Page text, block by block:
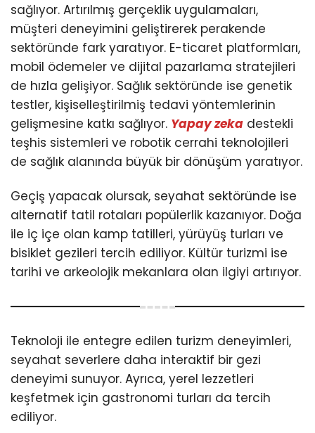
sağlıyor. Artırılmış gerçeklik uygulamaları,
müşteri deneyimini geliştirerek perakende
sektöründe fark yaratıyor. E-ticaret platformları,
mobil ödemeler ve dijital pazarlama stratejileri
de hızla gelişiyor. Sağlık sektöründe ise genetik
testler, kişiselleştirilmiş tedavi yöntemlerinin
gelişmesine katkı sağlıyor. Yapay zeka destekli
teşhis sistemleri ve robotik cerrahi teknolojileri
de sağlık alanında büyük bir dönüşüm yaratıyor.
Geçiş yapacak olursak, seyahat sektöründe ise
alternatif tatil rotaları popülerlik kazanıyor. Doğa
ile iç içe olan kamp tatilleri, yürüyüş turları ve
bisiklet gezileri tercih ediliyor. Kültür turizmi ise
tarihi ve arkeolojik mekanlara olan ilgiyi artırıyor.
Teknoloji ile entegre edilen turizm deneyimleri,
seyahat severlere daha interaktif bir gezi
deneyimi sunuyor. Ayrıca, yerel lezzetleri
keşfetmek için gastronomi turları da tercih
ediliyor.